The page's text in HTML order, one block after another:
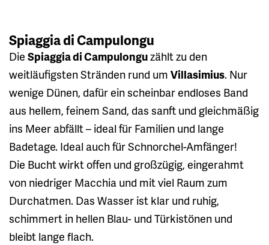
Spiaggia di Campulongu
Die Spiaggia di Campulonguzählt zu den
weitläufigsten Stränden rund um Villasimius. Nur
wenige Dünen, dafür ein scheinbar endloses Band
aus hellem, feinem Sand, das sanft und gleichmäßig
ins Meer abfällt – ideal für Familien und lange
Badetage. Ideal auch für Schnorchel-Amfänger!
Die Bucht wirkt offen und großzügig, eingerahmt
von niedriger Macchia und mit viel Raum zum
Durchatmen. Das Wasser ist klar und ruhig,
schimmert in hellen Blau- und Türkistönen und
bleibt lange flach.